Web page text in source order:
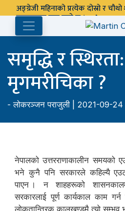
समृद्धि र
मृगमरीचिका ?
-लोकरञ्‍जन पराजुली | 2021-09-24
नेपालको उत्तरराणाकालीन समयको
भने कुनै पनि सरकारले कहिल्यै
पाएन । न शाहहरूको
सरकारलाई पूर्ण कार्यकाल काम
लोकतान्त्रिक कालखण्डमै त्यो सम्भव